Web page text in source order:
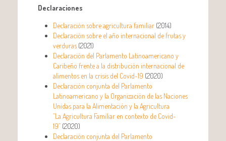
Declaraciones
Declaración sobre agricultura familiar (2014)
Declaración sobre el año internacional de frutas y
verduras (2021)
Declaración del Parlamento Latinoamericano y
Caribeño frente a la distribución internacional de
alimentos en la crisis del Covid-19 (2020)
Declaración conjunta del Parlamento
Latinoamericano y la Organización de las Naciones
Unidas para la Alimentación y la Agricultura
“La Agricultura Familiar en contexto de Covid-
19” (2020)
Declaración conjunta del Parlamento